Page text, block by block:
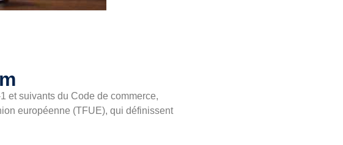
et suivants du Code de commerce,
européenne (TFUE), qui définissent